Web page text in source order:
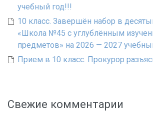
учебный год!!!
10 класс. Завершён набор в
«Школа №45 с углублённым
предметов» на 2026 — 2027
Прием в 10 класс. Прокурор
Свежие комментарии